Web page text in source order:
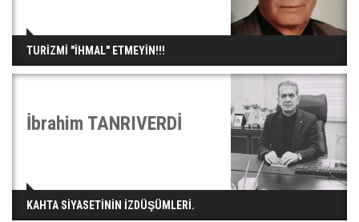
TURİZMİ "İHMAL" ETMEYİN!!!
İbrahim TANRIVERDİ
KAHTA SİYASETİNİN İZDÜŞÜMLERİ.